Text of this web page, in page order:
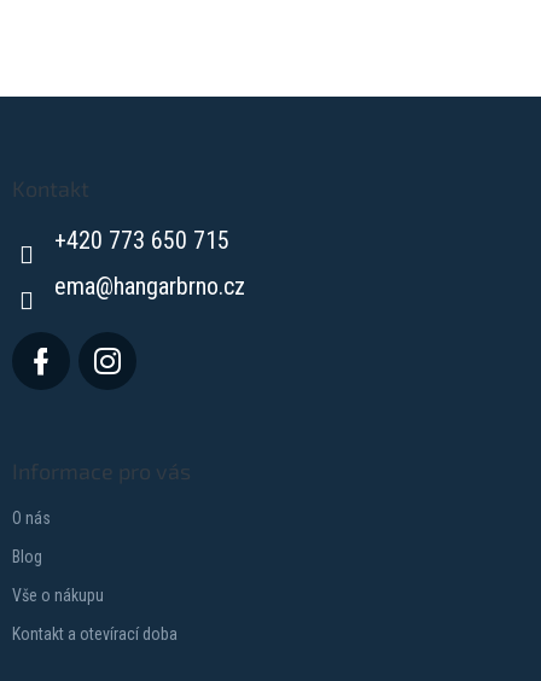
Kontakt
+420 773 650 715
ema@hangarbrno.cz
Informace pro vás
O nás
Blog
Vše o nákupu
Kontakt a otevírací doba